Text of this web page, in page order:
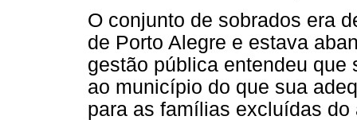
O conjunto de sobrados era
de Porto Alegre e estava
gestão pública entendeu
ao município do que sua
para as famílias excluídas